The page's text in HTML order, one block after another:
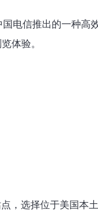
国电信推出的一种高
体验。
，选择位于美国本